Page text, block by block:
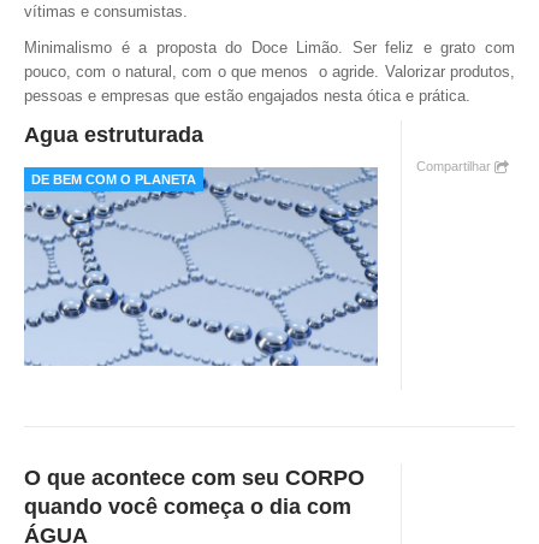
COLABORADORES
TV DE BEM COM A NATUREZA
FALE CONOSCO
ASSINE O SITE
vítimas e consumistas.
Minimalismo é a proposta do Doce Limão. Ser feliz e grato com
pouco, com o natural, com o que menos o agride. Valorizar produtos,
pessoas e empresas que estão engajados nesta ótica e prática.
Agua estruturada
DE BEM COM O PLANETA
Compartilhar
O que acontece com seu CORPO
quando você começa o dia com
ÁGUA